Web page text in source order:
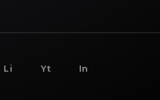
Li Yt In